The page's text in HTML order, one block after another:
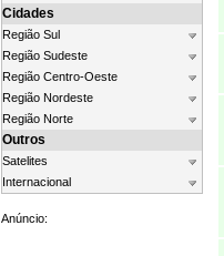
Cidades
Região Sul
Região Sudeste
Região Centro-Oeste
Região Nordeste
Região Norte
Outros
Satelites
Internacional
Anúncio: